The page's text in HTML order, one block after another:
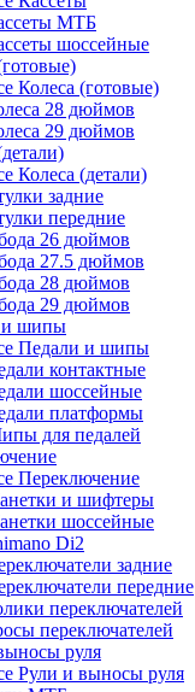
МТБ
шоссейные
Колеса (готовые)
28 дюймов
29 дюймов
Колеса (детали)
задние
передние
26 дюймов
27.5 дюймов
28 дюймов
29 дюймов
и шипы
Педали и шипы
контактные
шоссейные
платформы
для педалей
Переключение
и шифтеры
шоссейные
Di2
задние
передние
переключателей
переключателей
руля
Рули и выносы руля